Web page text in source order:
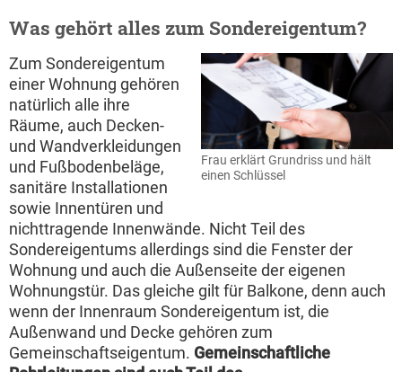
Was gehört alles zum Sondereigentum?
Frau erklärt Grundriss und hält
einen Schlüssel
Zum Sondereigentum
einer Wohnung gehören
natürlich alle ihre
Räume, auch Decken-
und Wandverkleidungen
und Fußbodenbeläge,
sanitäre Installationen
sowie Innentüren und
nichttragende Innenwände. Nicht Teil des
Sondereigentums allerdings sind die Fenster der
Wohnung und auch die Außenseite der eigenen
Wohnungstür. Das gleiche gilt für Balkone, denn auch
wenn der Innenraum Sondereigentum ist, die
Außenwand und Decke gehören zum
Gemeinschaftseigentum. Gemeinschaftliche